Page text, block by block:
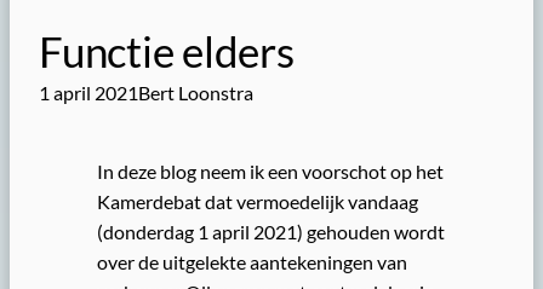
Functie elders
1 april 2021Bert Loonstra
In deze blog neem ik een voorschot op het
Kamerdebat dat vermoedelijk vandaag
(donderdag 1 april 2021) gehouden wordt
over de uitgelekte aantekeningen van